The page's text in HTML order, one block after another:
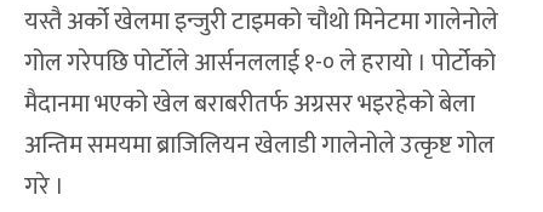
यस्तै अर्को खेलमा इन्जुरी टाइमको चौथो मिनेटमा गालेनोले
गोल गरेपछि पोर्टोले आर्सनललाई १-० ले हरायो । पोर्टोको
मैदानमा भएको खेल बराबरीतर्फ अग्रसर भइरहेको बेला
अन्तिम समयमा ब्राजिलियन खेलाडी गालेनोले उत्कृष्ट गोल
गरे ।